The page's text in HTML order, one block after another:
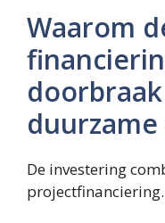
Waarom
De investering